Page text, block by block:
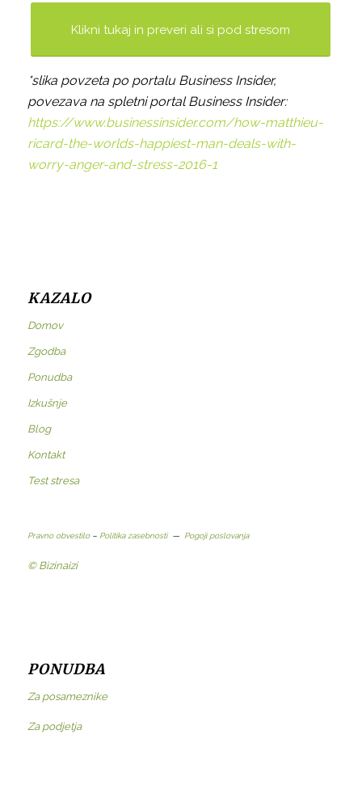
Klikni tukaj in preveri ali si pod stresom
*slika povzeta po portalu Business Insider,
povezava na spletni portal Business Insider:
https://www.businessinsider.com/how-matthieu-
ricard-the-worlds-happiest-man-deals-with-
worry-anger-and-stress-2016-1
KAZALO
Domov
Zgodba
Ponudba
Izkušnje
Blog
Kontakt
Test stresa
Pravno obvestilo–Politika zasebnosti— Pogoji poslovanja
© Bizinaizi
PONUDBA
Za posameznike
Za podjetja